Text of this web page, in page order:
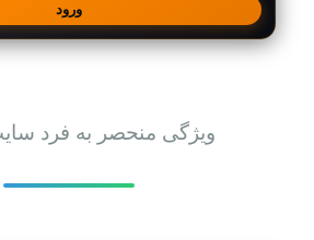
ویژگی منحصر به فرد سایت سناریو